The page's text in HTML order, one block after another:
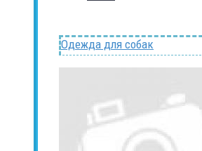
Одежда для собак